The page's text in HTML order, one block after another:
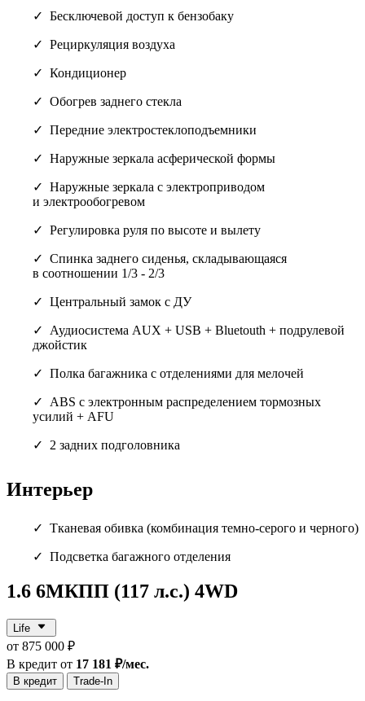
Бесключевой доступ к бензобаку
Рециркуляция воздуха
Кондиционер
Обогрев заднего стекла
Передние электростеклоподъемники
Наружные зеркала асферической формы
Наружные зеркала с электроприводом
и электрообогревом
Регулировка руля по высоте и вылету
Спинка заднего сиденья, складывающаяся
в соотношении 1/3 - 2/3
Центральный замок с ДУ
Аудиосистема AUX + USB + Bluetouth + подрулевой
джойстик
Полка багажника с отделениями для мелочей
ABS с электронным распределением тормозных
усилий + AFU
2 задних подголовника
Интерьер
Тканевая обивка (комбинация темно-серого и черного)
Подсветка багажного отделения
1.6 6МКПП (117 л.с.) 4WD
Life
от 875 000 ₽
В кредит от 17 181 ₽/мес.
В кредит Trade-In